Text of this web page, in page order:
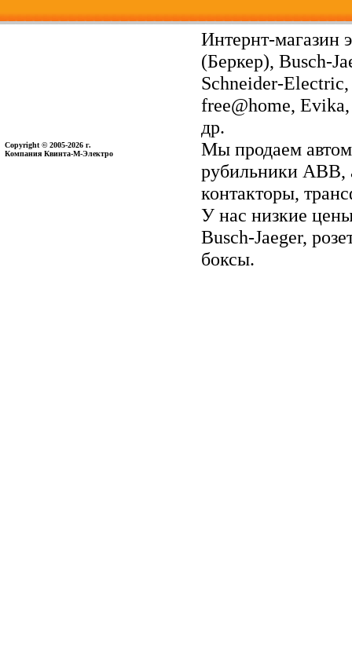
Copyright © 2005-2026 г.
Компания Квинта-М-Электро
Интернт-магазин
(Беркер), Busch-
Schneider-
free@home,
др.
Мы продаем
рубильники ABB,
контакторы,
У нас низкие
Busch-Jaeger,
боксы.